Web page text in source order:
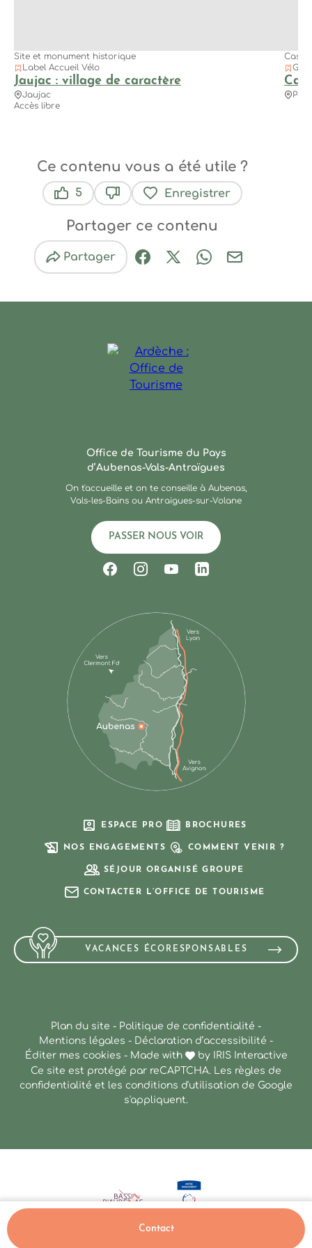
Site et monument historique
Label Accueil Vélo
Jaujac : village de caractère
Jaujac
Accès libre
Contact
Ce contenu vous a été utile ?
5
Enregistrer
Partager ce contenu
Partager
Partager sur Facebook
Partager sur X / Twitter
Partager sur
Partager par
Office de Tourisme du Pays
d’Aubenas-Vals-Antraïgues
On t'accueille et on te conseille à Aubenas,
Vals-les-Bains ou Antraigues-sur-Volane
PASSER NOUS VOIR
Suivez-nous sur Facebook
Suivez-nous sur Instagram
Suivez-nous sur
Suivez-nous sur
ESPACE PRO BROCHURES
NOS ENGAGEMENTS COMMENT VENIR ?
SÉJOUR ORGANISÉ GROUPE
CONTACTER L’OFFICE DE TOURISME
VACANCES ÉCORESPONSABLES
Plan du site - Politique de confidentialité -
Mentions légales - Déclaration d’accessibilité -
Éditer mes cookies - Made with by
IRIS Interactive
Ce site est protégé par reCAPTCHA. Les règles de
confidentialité et les conditions d'utilisation de Google
s'appliquent.